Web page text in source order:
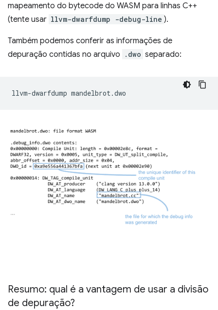
mapeamento do bytecode do WASM para linhas C++
(tente usar llvm-dwarfdump -debug-line ).
Também podemos conferir as informações de
depuração contidas no arquivo
.dwo separado:
llvm-dwarfdump
Resumo: qual é a vantagem de usar a divisão
de depuração?